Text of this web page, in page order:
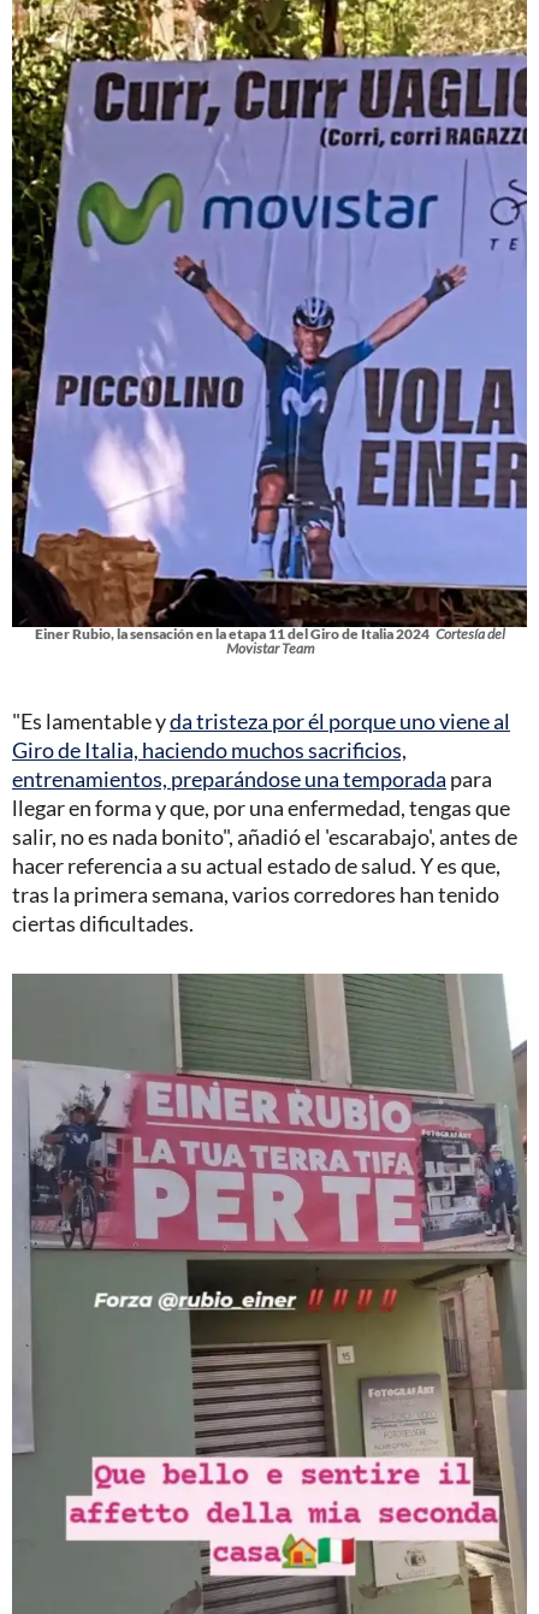
Einer Rubio, la sensación en la etapa 11 del Giro de Italia 2024 Cortesía del
Movistar Team
"Es lamentable yda tristeza por él porque uno viene al
Giro de Italia, haciendo muchos sacrificios,
entrenamientos, preparándose una temporada para
llegar en forma y que, por una enfermedad, tengas que
salir, no es nada bonito", añadió el 'escarabajo', antes de
hacer referencia a su actual estado de salud. Y es que,
tras la primera semana, varios corredores han tenido
ciertas dificultades.